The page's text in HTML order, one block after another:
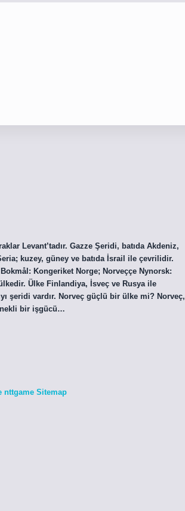
Levant’tadır. Gazze Şeridi, batıda Akdeniz,
kuzey, güney ve batıda İsrail ile çevrilidir.
Kongeriket Norge; Norveççe Nynorsk:
Ülke Finlandiya, İsveç ve Rusya ile
şeridi vardır. Norveç güçlü bir ülke mi? Norveç,
bir işgücü…
nttgame Sitemap